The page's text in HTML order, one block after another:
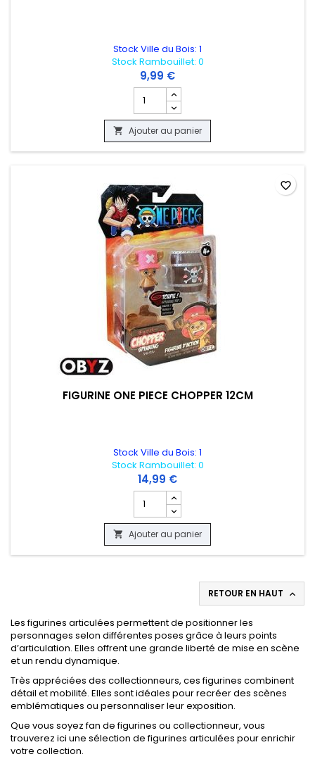
Stock Ville du Bois: 1
Stock Rambouillet: 0
9,99 €
Champ quantité du produit PLAYMOBIL
 Ajouter au panier
FIGURINE ONE PIECE CHOPPER 12CM
Stock Ville du Bois: 1
Stock Rambouillet: 0
14,99 €
Champ quantité du produit FIGURINE
 Ajouter au panier
favorite_border
RETOUR EN HAUT 
Les figurines articulées permettent de positionner les
personnages selon différentes poses grâce à leurs points
d’articulation. Elles offrent une grande liberté de mise en scène
et un rendu dynamique.
Très appréciées des collectionneurs, ces figurines combinent
détail et mobilité. Elles sont idéales pour recréer des scènes
emblématiques ou personnaliser leur exposition.
Que vous soyez fan de figurines ou collectionneur, vous
trouverez ici une sélection de figurines articulées pour enrichir
votre collection.